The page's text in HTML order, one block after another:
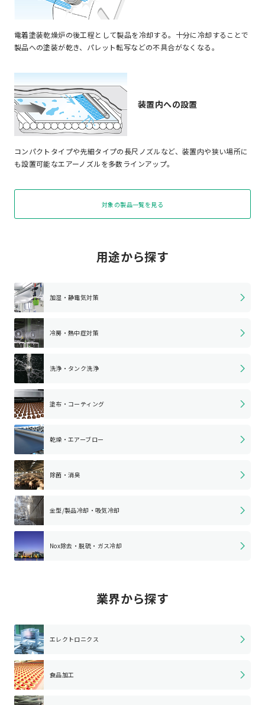
電着塗装乾燥炉の後工程として製品を冷却する。十分に冷却することで
製品への塗装が乾き、パレット転写などの不具合がなくなる。
装置内への設置
コンパクトタイプや先細タイプの長尺ノズルなど、装置内や狭い場所に
も設置可能なエアーノズルを多数ラインアップ。
対象の製品一覧を見る
用途から探す
加湿・静電気対策
冷房・熱中症対策
洗浄・タンク洗浄
塗布・コーティング
乾燥・エアーブロー
除菌・消臭
金型/製品冷却・吸気冷却
Nox除去・脱硫・ ガス冷却
業界から探す
エレクトロニクス
食品加工